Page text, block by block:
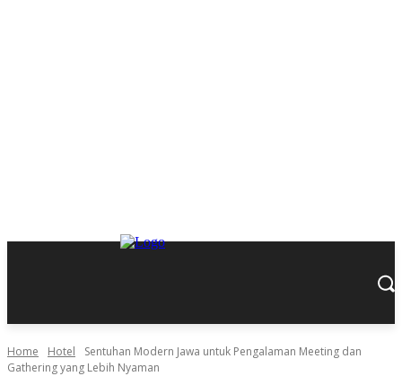
Home Hotel
Sentuhan Modern Jawa untuk Pengalaman Meeting dan
Gathering yang Lebih Nyaman